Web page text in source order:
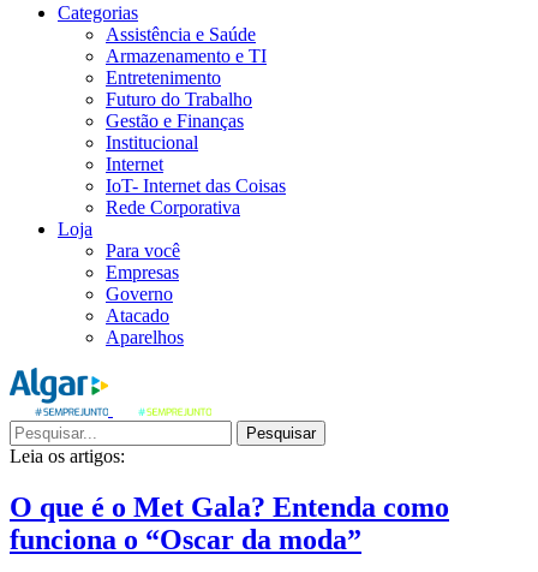
Categorias
Assistência e Saúde
Armazenamento e TI
Entretenimento
Futuro do Trabalho
Gestão e Finanças
Institucional
Internet
IoT- Internet das Coisas
Rede Corporativa
Loja
Para você
Empresas
Governo
Atacado
Aparelhos
Pesquisar
Leia os artigos:
O que é o Met Gala? Entenda como
funciona o “Oscar da moda”